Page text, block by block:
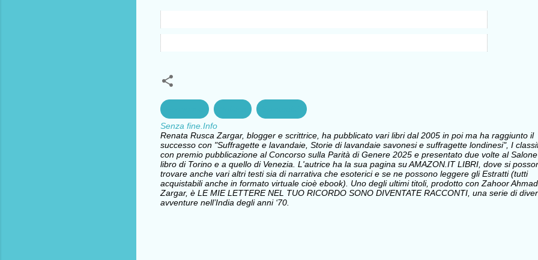
Senza fine.Info
Renata Rusca Zargar, blogger e scrittrice, ha pubblicato vari libri dal 2005 in poi ma ha raggiunto il
successo con "Suffragette e lavandaie, Storie di lavandaie savonesi e suffragette londinesi", I
con premio pubblicazione al Concorso sulla Parità di Genere 2025 e presentato due volte al
libro di Torino e a quello di Venezia. L'autrice ha la sua pagina su AMAZON.IT LIBRI, dove si
trovare anche vari altri testi sia di narrativa che esoterici e se ne possono leggere gli Estratti (tutti
acquistabili anche in formato virtuale cioè ebook). Uno degli ultimi titoli, prodotto con Zahoor Ahmad
Zargar, è LE MIE LETTERE NEL TUO RICORDO SONO DIVENTATE RACCONTI, una serie di
avventure nell’India degli anni ‘70.